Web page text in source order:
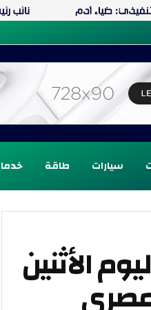
سيارات طاقة
الأثنين
المصرى